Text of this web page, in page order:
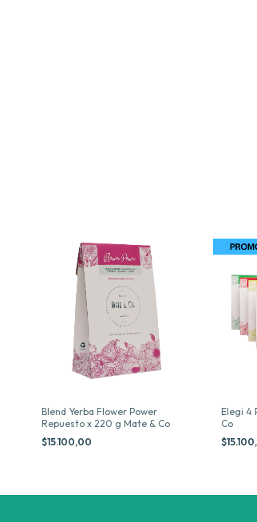
Blend Yerba Flower Power
Repuesto x 220 g Mate & Co
$15.100,00
Elegi 4
Co